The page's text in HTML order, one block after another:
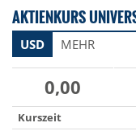
AKTIENKURS
USD MEHR
0,00
Kurszeit